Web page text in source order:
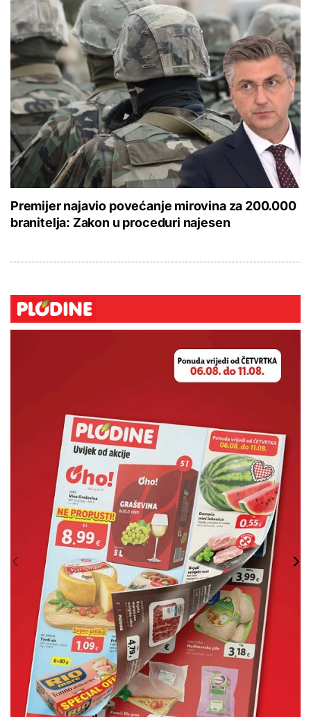
Premijer najavio povećanje mirovina za 200.000
branitelja: Zakon u proceduri najesen